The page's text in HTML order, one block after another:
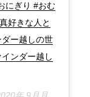
にぎり #おむ
好きな人と
ー越しの世
ンダー越し